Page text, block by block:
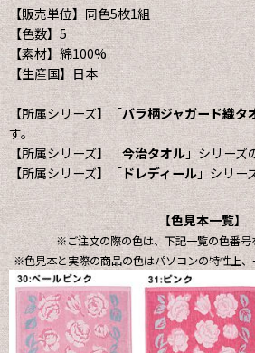
【販売単位】同色5枚1組
【色数】5
【素材】綿100%
【生産国】日本
【所属シリーズ】「バラ柄ジャガード織タ
す。
【所属シリーズ】「今治タオル」シリーズ
【所属シリーズ】「ドレディール」シリー
【色見本一覧】
※ご注文の際の色は、下記一覧の色番号
※色見本と実際の商品の色はパソコンの特性上、